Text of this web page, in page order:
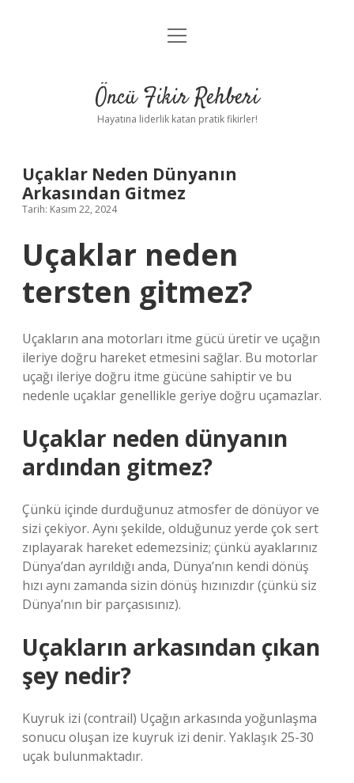
Anasayfa
Yasal Uyarı
menüyü
Öncü Fikir Rehberi
Hayatına liderlik katan pratik fikirler!
Uçaklar Neden Dünyanın
Arkasından Gitmez
Tarih: Kasım 22, 2024
Uçaklar neden
tersten gitmez?
Uçakların ana motorları itme gücü üretir ve uçağın
ileriye doğru hareket etmesini sağlar. Bu motorlar
uçağı ileriye doğru itme gücüne sahiptir ve bu
nedenle uçaklar genellikle geriye doğru uçamazlar.
Uçaklar neden dünyanın
ardından gitmez?
Çünkü içinde durduğunuz atmosfer de dönüyor ve
sizi çekiyor. Aynı şekilde, olduğunuz yerde çok sert
zıplayarak hareket edemezsiniz; çünkü ayaklarınız
Dünya’dan ayrıldığı anda, Dünya’nın kendi dönüş
hızı aynı zamanda sizin dönüş hızınızdır (çünkü siz
Dünya’nın bir parçasısınız).
Uçakların arkasından çıkan
şey nedir?
Kuyruk izi (contrail) Uçağın arkasında yoğunlaşma
sonucu oluşan ize kuyruk izi denir. Yaklaşık 25-30
uçak bulunmaktadır.